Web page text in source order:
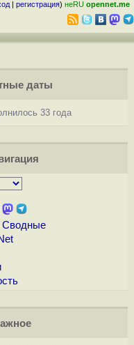
| регистрация) неRU opennet.me
даты
33 года
Сводные